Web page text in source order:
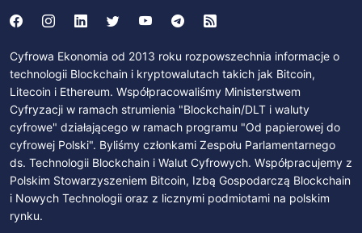
Cyfrowa Ekonomia od 2013 roku rozpowszechnia informacje o
technologii Blockchain i kryptowalutach takich jak Bitcoin,
Litecoin i Ethereum. Współpracowaliśmy Ministerstwem
Cyfryzacji w ramach strumienia "Blockchain/DLT i waluty
cyfrowe" działającego w ramach programu "Od papierowej do
cyfrowej Polski". Byliśmy członkami Zespołu Parlamentarnego
ds. Technologii Blockchain i Walut Cyfrowych. Współpracujemy z
Polskim Stowarzyszeniem Bitcoin, Izbą Gospodarczą Blockchain
i Nowych Technologii oraz z licznymi podmiotami na polskim
rynku.